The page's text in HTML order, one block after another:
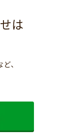
は
、